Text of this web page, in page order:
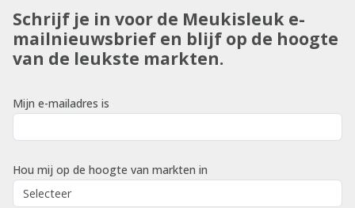
Schrijf je in voor de Meukisleuk e-
mailnieuwsbrief en blijf op de hoogte
van de leukste markten.
Mijn e-mailadres is
Hou mij op de hoogte van markten in